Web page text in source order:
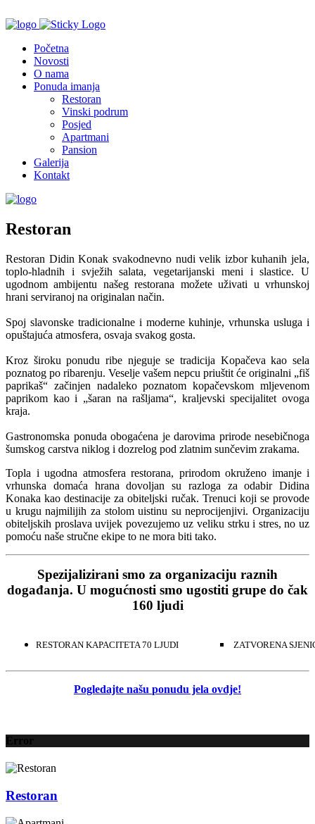
Početna
Novosti
O nama
Ponuda imanja
Restoran
Vinski podrum
Posjed
Apartmani
Pansion
Galerija
Kontakt
Restoran
Restoran Didin Konak svakodnevno nudi velik izbor kuhanih jela,
toplo-hladnih i svježih salata, vegetarijanski meni i slastice. U
ugodnom ambijentu našeg restorana možete uživati u vrhunskoj
hrani serviranoj na originalan način.
Spoj slavonske tradicionalne i moderne kuhinje, vrhunska usluga i
opuštajuća atmosfera, osvaja svakog gosta.
Kroz široku ponudu ribe njeguje se tradicija Kopačeva kao sela
poznatog po ribarenju. Veselje vašem nepcu priuštit će originalni „fiš
paprikaš“ začinjen nadaleko poznatom kopačevskom mljevenom
paprikom kao i „šaran na rašljama“, kraljevski specijalitet ovoga
kraja.
Gastronomska ponuda obogaćena je darovima prirode nesebičnoga
šumskog carstva niklog i dozrelog pod zlatnim sunčevim zrakama.
Topla i ugodna atmosfera restorana, prirodom okruženo imanje i
vrhunska domaća hrana dovoljan su razloga za odabir Didina
Konaka kao destinacije za obiteljski ručak. Trenuci koji se provode
u krugu najmilijih za stolom uistinu su neprocijenjivi. Organizaciju
obiteljskih proslava uvijek povezujemo uz veliku strku i stres, no uz
pomoću naše stručne ekipe to ne mora biti tako.
Spezijalizirani smo za organizaciju raznih
događanja. U mogućnosti smo ugostiti grupe do čak
160 ljudi
RESTORAN KAPACITETA 70 LJUDI ZATVORENA
Pogledajte našu ponudu jela ovdje!
Error
Restoran